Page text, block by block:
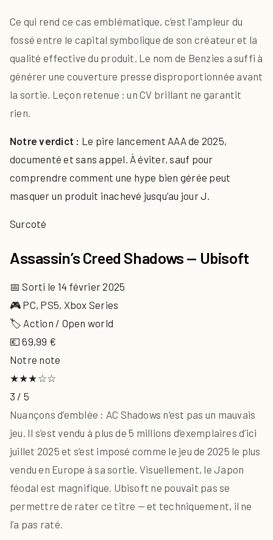
Ce qui rend ce cas emblématique, c’est l’ampleur du
fossé entre le capital symbolique de son créateur et la
qualité effective du produit. Le nom de Benzies a suffi à
générer une couverture presse disproportionnée avant
la sortie. Leçon retenue : un CV brillant ne garantit
rien.
Notre verdict : Le pire lancement AAA de 2025,
documenté et sans appel. À éviter, sauf pour
comprendre comment une hype bien gérée peut
masquer un produit inachevé jusqu’au jour J.
Surcoté
Assassin’s Creed Shadows — Ubisoft
📅 Sorti le 14 février 2025
🎮 PC, PS5, Xbox Series
🏷 Action / Open world
💶 69,99 €
Notre note
★★★☆☆
3 / 5
Nuançons d’emblée : AC Shadows n’est pas un mauvais
jeu. Il s’est vendu à plus de 5 millions d’exemplaires d’ici
juillet 2025 et s’est imposé comme le jeu de 2025 le plus
vendu en Europe à sa sortie. Visuellement, le Japon
féodal est magnifique. Ubisoft ne pouvait pas se
permettre de rater ce titre — et techniquement, il ne
l’a pas raté.